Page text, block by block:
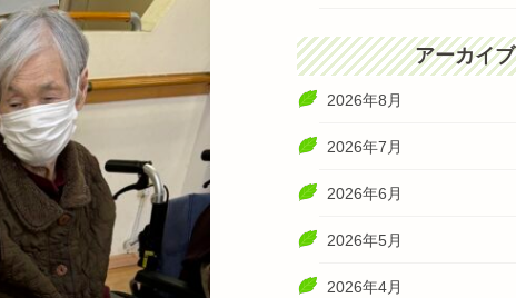
アーカイブ
2026年8月
2026年7月
2026年6月
2026年5月
2026年4月